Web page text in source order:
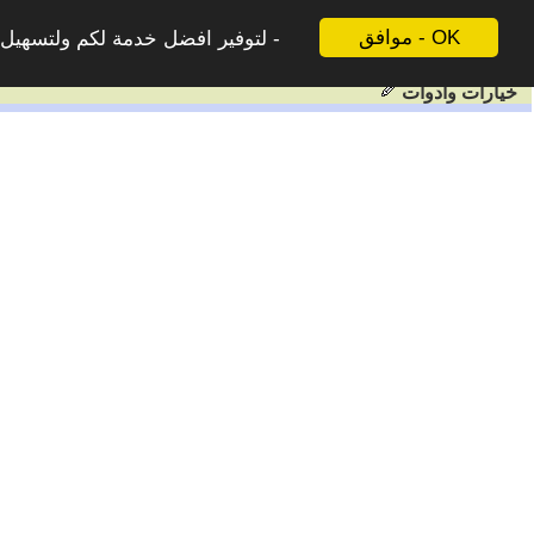
موافق - OK
لتوفير افضل خدمة لكم
خيارات وادوات